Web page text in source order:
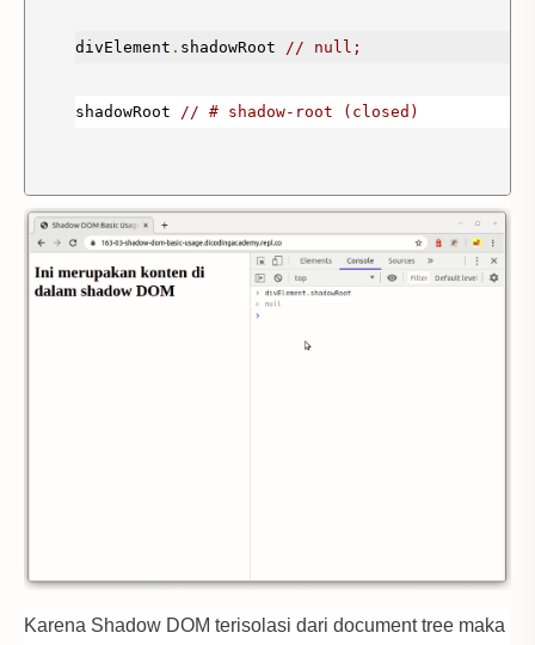
divElement . shadowRoot // null;
shadowRoot // # shadow-root (closed)
Karena Shadow DOM terisolasi dari document tree maka